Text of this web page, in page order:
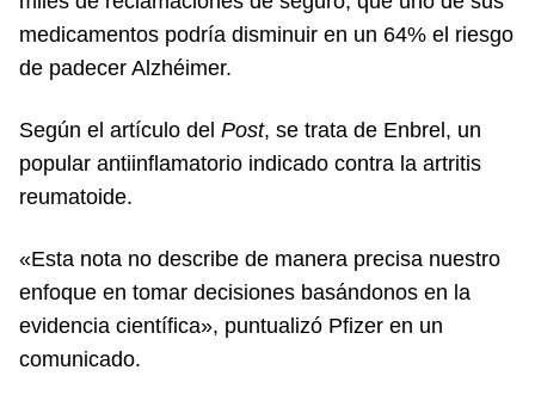
medicamentos podría disminuir en un 64% el riesgo
de padecer Alzhéimer.
Según el artículo del Post, se trata de Enbrel, un
popular antiinflamatorio indicado contra la artritis
reumatoide.
«Esta nota no describe de manera precisa nuestro
enfoque en tomar decisiones basándonos en la
evidencia científica», puntualizó Pfizer en un
comunicado.